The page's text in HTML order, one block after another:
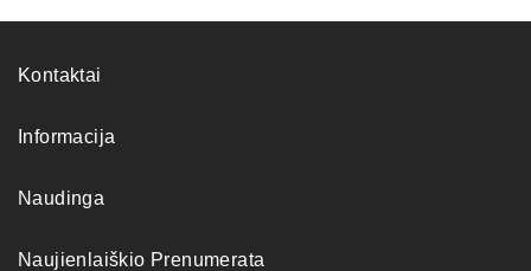
Kontaktai
Informacija
Naudinga
Naujienlaiškio Prenumerata